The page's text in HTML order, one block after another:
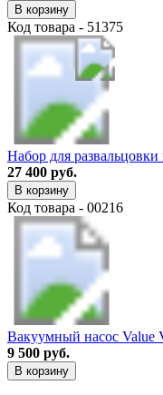
В корзину
Код товара - 51375
Набор для
27 400 руб.
В корзину
Код товара - 00216
Вакуумный насос Value
9 500 руб.
В корзину